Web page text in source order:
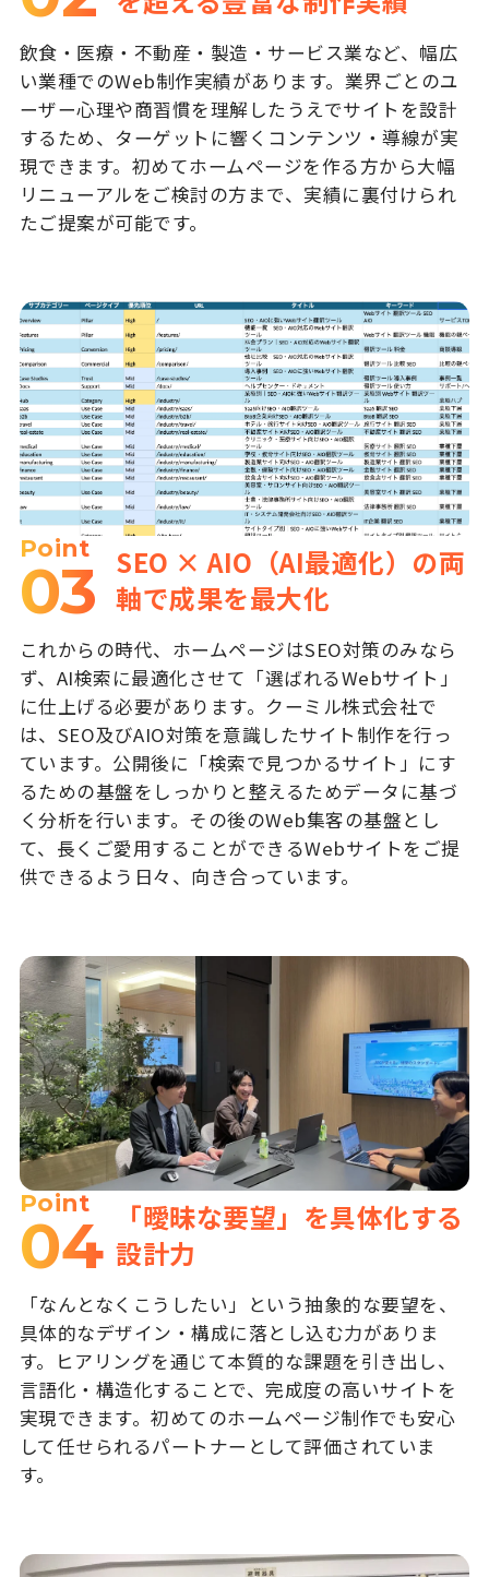
飲食・医療・不動産・製造・サービス業など、幅広
い業種でのWeb制作実績があります。業界ごとのユ
ーザー心理や商習慣を理解したうえでサイトを設計
するため、ターゲットに響くコンテンツ・導線が実
現できます。初めてホームページを作る方から大幅
リニューアルをご検討の方まで、実績に裏付けられ
たご提案が可能です。
Point
03 SEO × AIO（AI最適化）の両
軸で成果を最大化
これからの時代、ホームページはSEO対策のみなら
ず、AI検索に最適化させて「選ばれるWebサイト」
に仕上げる必要があります。クーミル株式会社で
は、SEO及びAIO対策を意識したサイト制作を行っ
ています。公開後に「検索で見つかるサイト」にす
るための基盤をしっかりと整えるためデータに基づ
く分析を行います。その後のWeb集客の基盤とし
て、長くご愛用することができるWebサイトをご提
供できるよう日々、向き合っています。
Point
04
「曖昧な要望」を具体化する
設計力
「なんとなくこうしたい」という抽象的な要望を、
具体的なデザイン・構成に落とし込む力がありま
す。ヒアリングを通じて本質的な課題を引き出し、
言語化・構造化することで、完成度の高いサイトを
実現できます。初めてのホームページ制作でも安心
して任せられるパートナーとして評価されていま
す。